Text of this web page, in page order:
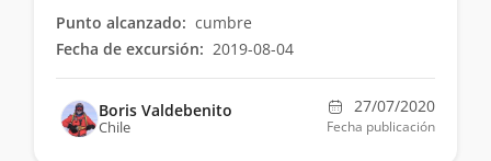
Punto alcanzado: cumbre
Fecha de excursión: 2019-08-04
Boris Valdebenito
Chile
27/07/2020
Fecha publicación